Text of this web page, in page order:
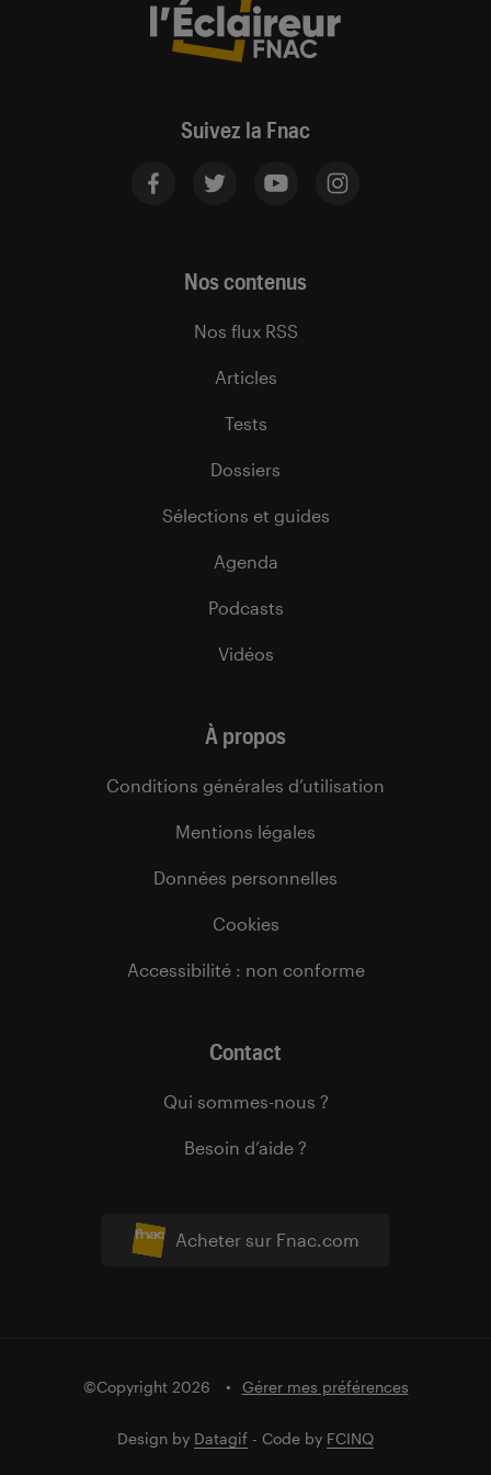
Suivez la Fnac
Acheter sur Fnac.com
Nos contenus
Nos flux RSS
Articles
Tests
Dossiers
Sélections et guides
Agenda
Podcasts
Vidéos
À propos
Conditions générales d’utilisation
Mentions légales
Données personnelles
Cookies
Accessibilité : non conforme
Contact
Qui sommes-nous ?
Besoin d’aide ?
©Copyright 2026 Gérer mes préférences
Design by Datagif - Code by FCINQ